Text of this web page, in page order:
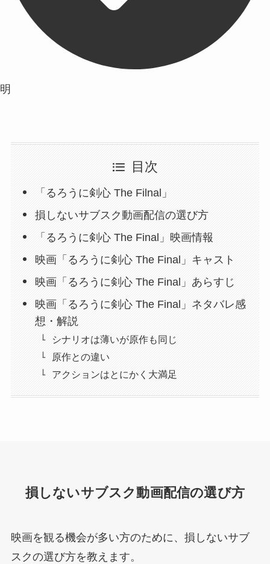
明
目次
「るろうに剣心 The Filnal」
損しないサブスク動画配信の選び方
「るろうに剣心 The Final」映画情報
映画「るろうに剣心 The Final」キャスト
映画「るろうに剣心 The Final」あらすじ
映画「るろうに剣心 The Final」ネタバレ感
想・解説
シナリオは薄いが原作も同じ
原作との違い
アクションはとにかく大満足
損しないサブスク動画配信の選び方
映画を観る機会が多い方のために、損しないサブ
スクの選び方を教えます。